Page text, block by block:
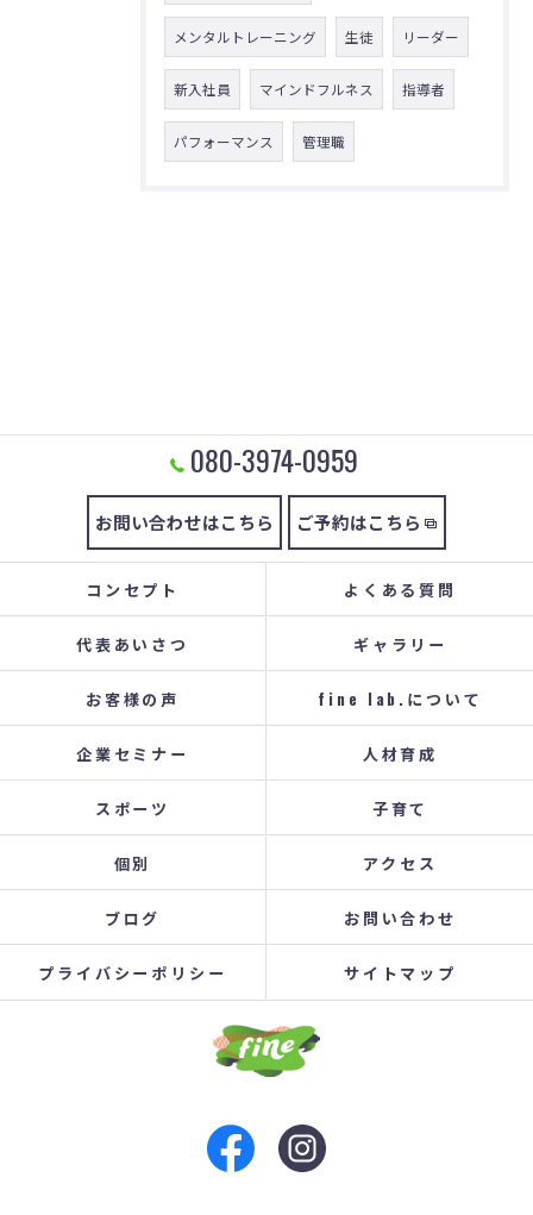
メンタルトレーニング 生徒 リーダー
新入社員 マインドフルネス 指導者
パフォーマンス 管理職
080-3974-0959
お問い合わせはこちら ご予約はこちら
コンセプト よくある質問
代表あいさつ ギャラリー
お客様の声 fine lab.について
企業セミナー 人材育成
スポーツ 子育て
個別 アクセス
ブログ お問い合わせ
プライバシーポリシー サイトマップ